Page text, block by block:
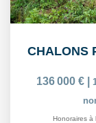
136 000 €
Honoraires à